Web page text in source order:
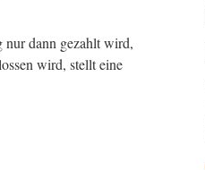
nur dann gezahlt wird,
wird, stellt eine